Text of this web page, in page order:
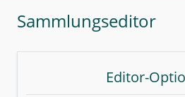
Sammlungseditor
Editor-